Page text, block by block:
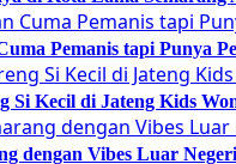
Pemanis tapi Punya
Si Kecil di Jateng Kids
dengan Vibes Luar Negeri